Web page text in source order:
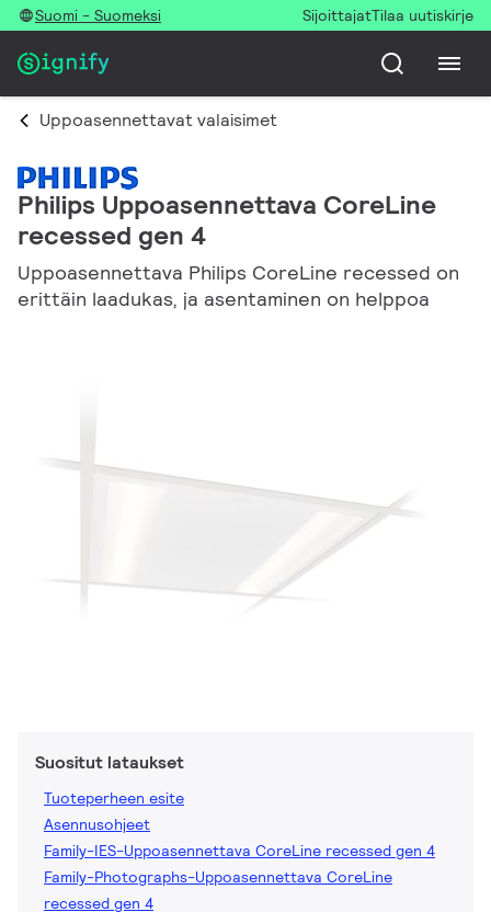
Suomi - Suomeksi SijoittajatTilaa uutiskirje
Uppoasennettavat valaisimet
Philips Uppoasennettava CoreLine
recessed gen 4
Uppoasennettava Philips CoreLine recessed on
erittäin laadukas, ja asentaminen on helppoa
Suositut lataukset
Tuoteperheen esite
Asennusohjeet
Family-IES-Uppoasennettava CoreLine recessed gen 4
Family-Photographs-Uppoasennettava CoreLine
recessed gen 4